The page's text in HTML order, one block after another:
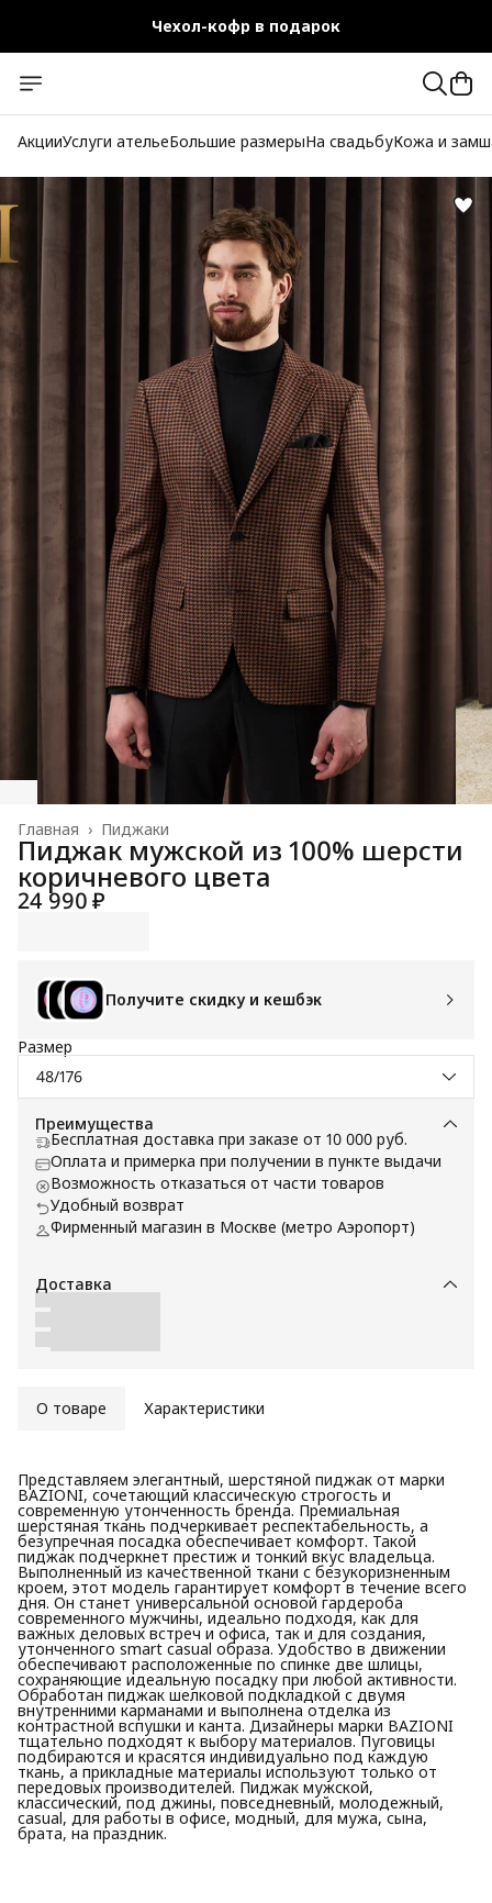
Чехол-кофр в подарок
Бесплатная доставка при заказе от 10 000 руб.
АкцииУслуги ательеБольшие размерыНа свадьбуКожа и
Пиджаки
Главная ›
Пиджак мужской из 100% шерсти
коричневого цвета
24 990 ₽
Получите скидку и кешбэк
Размер
48/176
Преимущества
Бесплатная доставка при заказе от 10 000 руб.
Оплата и примерка при получении в пункте выдачи
Возможность отказаться от части товаров
Удобный возврат
Фирменный магазин в Москве (метро Аэропорт)
Доставка
О товаре Характеристики
Представляем элегантный, шерстяной пиджак от марки
BAZIONI, сочетающий классическую строгость и
современную утонченность бренда. Премиальная
шерстяная ткань подчеркивает респектабельность, а
безупречная посадка обеспечивает комфорт. Такой
пиджак подчеркнет престиж и тонкий вкус владельца.
Выполненный из качественной ткани с безукоризненным
кроем, этот модель гарантирует комфорт в течение всего
дня. Он станет универсальной основой гардероба
современного мужчины, идеально подходя, как для
важных деловых встреч и офиса, так и для создания,
утонченного smart casual образа. Удобство в движении
обеспечивают расположенные по спинке две шлицы,
сохраняющие идеальную посадку при любой активности.
Обработан пиджак шелковой подкладкой с двумя
внутренними карманами и выполнена отделка из
контрастной вспушки и канта. Дизайнеры марки BAZIONI
тщательно подходят к выбору материалов. Пуговицы
подбираются и красятся индивидуально под каждую
ткань, а прикладные материалы используют только от
передовых производителей. Пиджак мужской,
классический, под джины, повседневный, молодежный,
casual, для работы в офисе, модный, для мужа, сына,
брата, на праздник.